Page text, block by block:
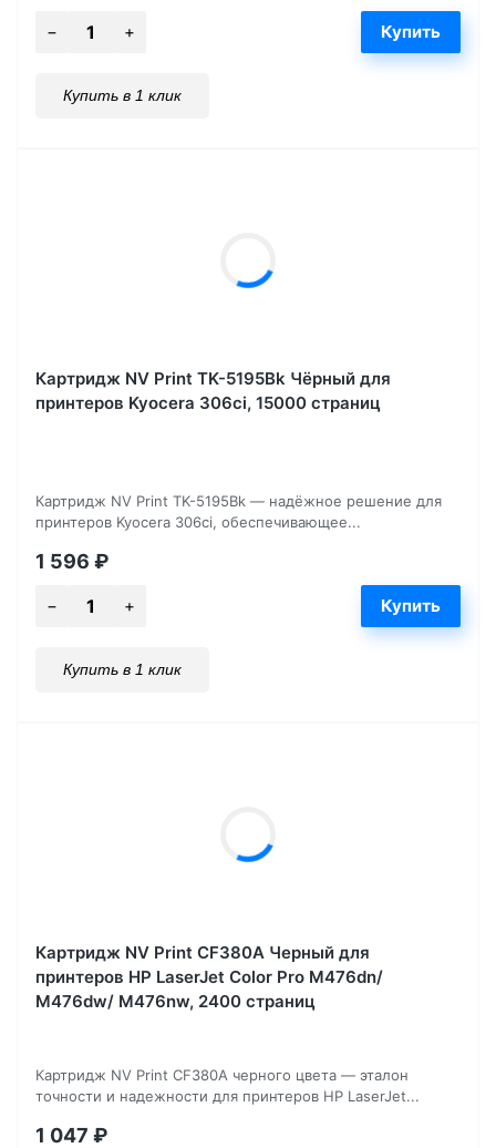
Купить в 1 клик
Картридж NV Print TK-5195Bk Чёрный для
принтеров Kyocera 306ci, 15000 страниц
Картридж NV Print TK-5195Bk — надёжное решение для
принтеров Kyocera 306ci, обеспечивающее...
1 596 ₽
Купить в 1 клик
Картридж NV Print CF380A Черный для
принтеров HP LaserJet Color Pro M476dn/
M476dw/ M476nw, 2400 страниц
Картридж NV Print CF380A черного цвета — эталон
точности и надежности для принтеров HP LaserJet...
1 047 ₽